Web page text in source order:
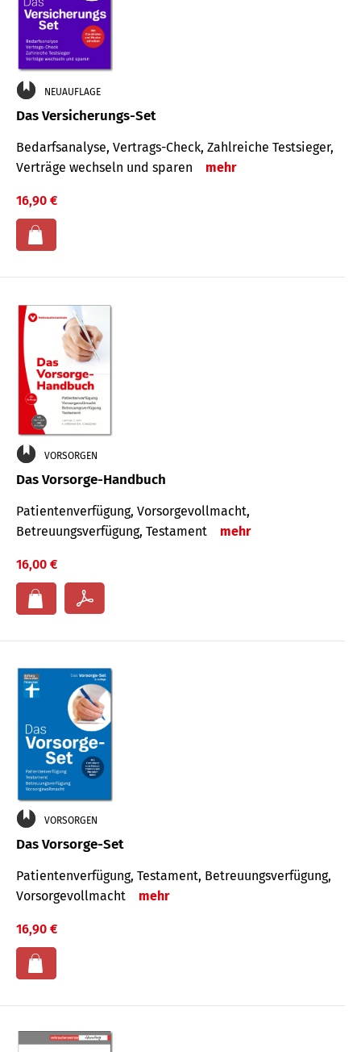
NEUAUFLAGE
Das Versicherungs-Set
Bedarfsanalyse, Vertrags-Check, Zahlreiche Testsieger,
Verträge wechseln und sparen
mehr
16,90 €
VORSORGEN
Das Vorsorge-Handbuch
Patientenverfügung, Vorsorgevollmacht,
Betreuungsverfügung, Testament
mehr
16,00 €
VORSORGEN
Das Vorsorge-Set
Patienten­ver­fügung, Testa­ment, Be­treuungs­verfü­gung,
Vor­sorge­voll­macht
mehr
16,90 €